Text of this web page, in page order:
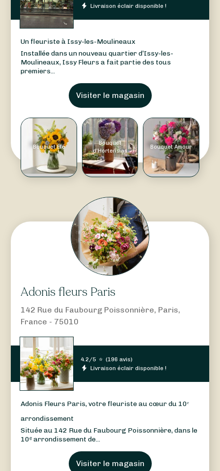
Livraison éclair disponible !
Un fleuriste à Issy-les-Moulineaux
Installée dans un nouveau quartier d’Issy-les-
Moulineaux, Issy Fleurs a fait partie des tous
premiers...
Visiter le magasin
Bouquet Été
Bouquet
d'Hortensias
Bouquet Amour
Adonis fleurs Paris
142 Rue du Faubourg Poissonnière, Paris,
France - 75010
4.2/5 ⭐ (196 avis)
Livraison éclair disponible !
Adonis Fleurs Paris, votre fleuriste au cœur du 10ᵉ
arrondissement
Située au 142 Rue du Faubourg Poissonnière, dans le
10ᵉ arrondissement de...
Visiter le magasin